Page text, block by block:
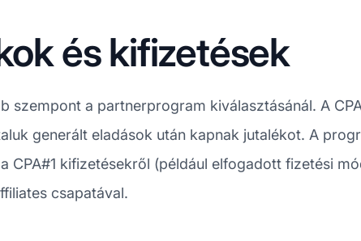
és kifizetések
szempont a partnerprogram kiválasztásánál. A
generált eladások után kapnak jutalékot. A
CPA#1 kifizetésekről (például elfogadott fizetési
csapatával.